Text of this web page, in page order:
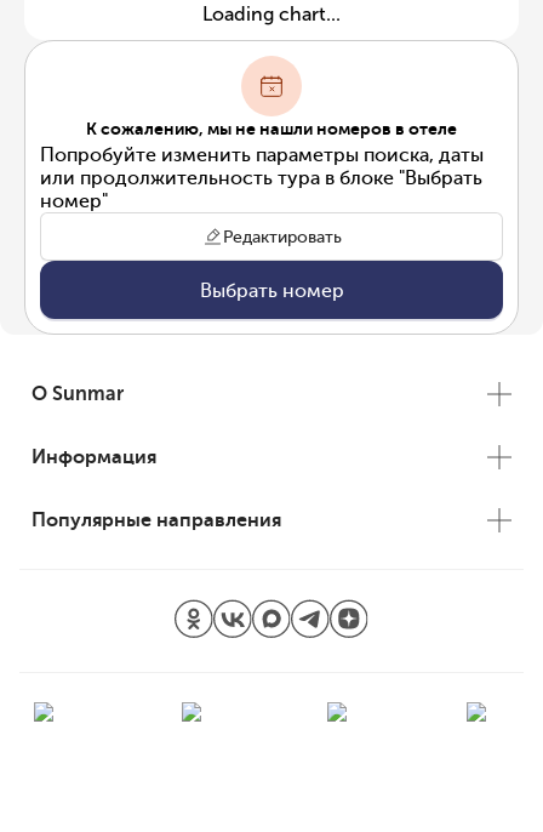
Loading chart...
К сожалению, мы не нашли номеров в отеле
Попробуйте изменить параметры поиска, даты
или продолжительность тура в блоке "Выбрать
номер"
Редактировать
Выбрать номер
О Sunmar
Информация
Популярные направления